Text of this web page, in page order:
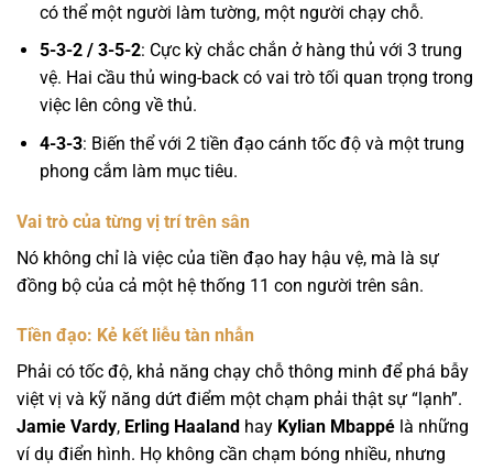
có thể một người làm tường, một người chạy chỗ.
5-3-2 / 3-5-2: Cực kỳ chắc chắn ở hàng thủ với 3 trung
vệ. Hai cầu thủ wing-back có vai trò tối quan trọng trong
việc lên công về thủ.
4-3-3: Biến thể với 2 tiền đạo cánh tốc độ và một trung
phong cắm làm mục tiêu.
Vai trò của từng vị trí trên sân
Nó không chỉ là việc của tiền đạo hay hậu vệ, mà là sự
đồng bộ của cả một hệ thống 11 con người trên sân.
Tiền đạo: Kẻ kết liễu tàn nhẫn
Phải có tốc độ, khả năng chạy chỗ thông minh để phá bẫy
việt vị và kỹ năng dứt điểm một chạm phải thật sự “lạnh”.
Jamie Vardy, Erling Haaland hay Kylian Mbappé là những
ví dụ điển hình. Họ không cần chạm bóng nhiều, nhưng